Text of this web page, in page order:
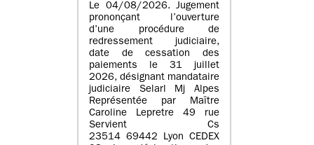
Le 04/08/2026. Jugement
prononçant l’ouverture
d’une procédure de
redressement judiciaire,
date de cessation des
paiements le 31 juillet
2026, désignant mandataire
judiciaire Selarl Mj Alpes
Représentée par Maître
Caroline Lepretre 49 rue
Servient Cs
23514 69442 Lyon CEDEX